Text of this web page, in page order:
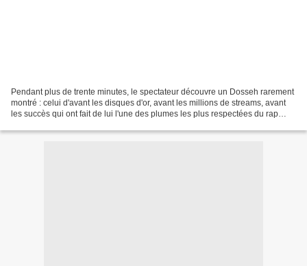
Pendant plus de trente minutes, le spectateur découvre un Dosseh rarement
montré : celui d'avant les disques d'or, avant les millions de streams, avant
les succès qui ont fait de lui l'une des plumes les plus respectées du rap